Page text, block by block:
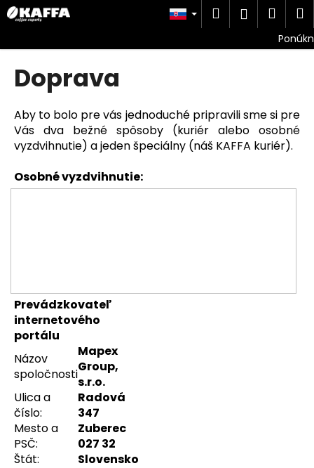
Prejsť
na
Hľadať
košík
Doprava
Aby to bolo pre vás jednoduché pripravili sme si pre
Vás dva bežné spôsoby (kuriér alebo osobné
vyzdvihnutie) a jeden špeciálny (náš KAFFA kuriér).
Osobné vyzdvihnutie:
Prevádzkovateľ
internetového
portálu
Názov
spoločnosti
Mapex
Group,
s.r.o.
Ulica a
číslo:
Radová
347
Mesto a
PSČ:
Zuberec
027 32
Štát:
Slovensko
K
o
š
Č
p
o
t
r
e
e
n
á
j
s
ť
?